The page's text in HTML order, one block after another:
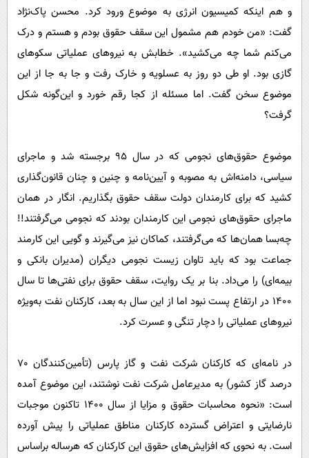
و هم اینکه کمیسیون انرژی به موضوع ورود کرد. محسن پاک‌نژاد
گفت: «من خودم هم مشمول این سقف حقوق بودم و هستم و درک
می‌کنم شما چه می‌کشید». خطابش به نیروهای عملیاتی سکوهای
گازی بود. او طی دو روز به عسلویه و خارک رفت و جا به ‌جا از این
موضوع سخن گفت. اما مسئله از کجا رقم خورد و این‌گونه شکل
گرفت؟
موضوع حقوق‌های نجومی که در سال 95 برجسته شد و ماجرای
سیاسی، دامنه‌اش به مصوبه و آیین‌نامه و چنین و چنان قانون‌گذاری
کشید که برای کارمندان دولت سقف حقوق بگذاریم. انگار در همان
ماجرای حقوق‌های نجومی این کارمندان بودند که نجومی می‌گرفتند!!
چه‌بسا همان‌ها که می‌گرفتند، کماکان نیز می‌گیرند و گویی این کارمند
جماعت بود که باید تاوان زیست نجومی دیگران (مدیران بانکی و
بیمه‌ای) را می‌داد. بنا بر یک روایت، سقف حقوق برای نفتی‌ها تا سال
1400 در ارتفاع پست نبود اما از این سال به بعد، کارکنان نفت به‌ویژه
نیروهای عملیاتی را دچار تنگی و عسرت کرد.
در نامه‌ای که کارکنان شرکت نفت و گاز پارس (تأمین‌کنندگان 70
درصد گاز کشور) به مدیرعامل شرکت نفت نوشتند، این موضوع آمده
است: «نحوه محاسبات حقوق و مزایا از سال 1400 تاکنون موجبات
نارضایتی و اعتراض گسترده کارکنان مناطق عملیاتی را پیش آورده
است. به نحوی که افزایش‌های حقوق این کارکنان که هر‌ساله بر‌اساس